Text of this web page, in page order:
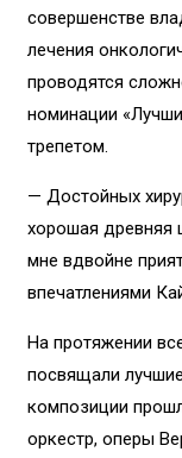
совершенстве
лечения
проводятся
номинации
трепетом.
— Достойных
хорошая древняя
мне вдвойне
впечатлениями
На протяжении
посвящали
композиции
оркестр, оперы